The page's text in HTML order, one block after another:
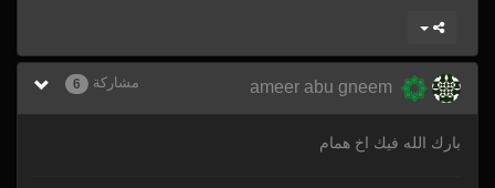
ameer abu gneem مشاركة 6
بارك الله فيك اخ همام